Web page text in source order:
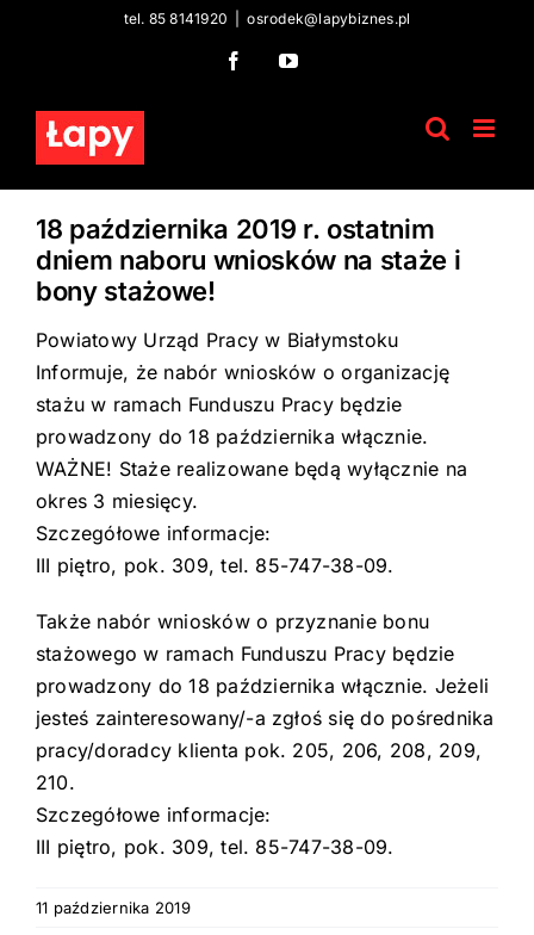
tel. 85 8141920 osrodek@lapybiznes.pl
FacebookYouTube
18 października 2019 r. ostatnim
dniem naboru wniosków na staże i
bony stażowe!
Powiatowy Urząd Pracy w Białymstoku
Informuje, że nabór wniosków o organizację
stażu w ramach Funduszu Pracy będzie
prowadzony do 18 października włącznie.
WAŻNE! Staże realizowane będą wyłącznie na
okres 3 miesięcy.
Szczegółowe informacje:
III piętro, pok. 309, tel. 85-747-38-09.
Także nabór wniosków o przyznanie bonu
stażowego w ramach Funduszu Pracy będzie
prowadzony do 18 października włącznie. Jeżeli
jesteś zainteresowany/-a zgłoś się do pośrednika
pracy/doradcy klienta pok. 205, 206, 208, 209,
210.
Szczegółowe informacje:
III piętro, pok. 309, tel. 85-747-38-09.
11 października 2019